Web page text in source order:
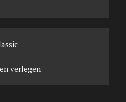
verlegen